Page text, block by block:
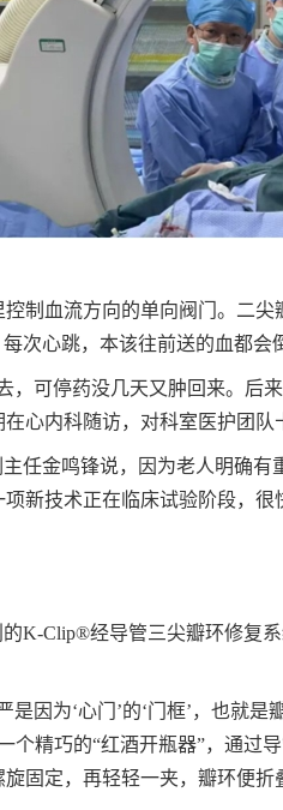
制血流方向的单向阀门。二
次心跳，本该往前送的血都会
可停药没几天又肿回来。后
心内科随访，对科室医护团队
任金鸣锋说，因为老人明确
新技术正在临床试验阶段，很
K-Clip®经导管三尖瓣环修复
因为‘心门’的‘门框’，也就
精巧的“红酒开瓶器”，通过
定，再轻轻一夹，瓣环便折